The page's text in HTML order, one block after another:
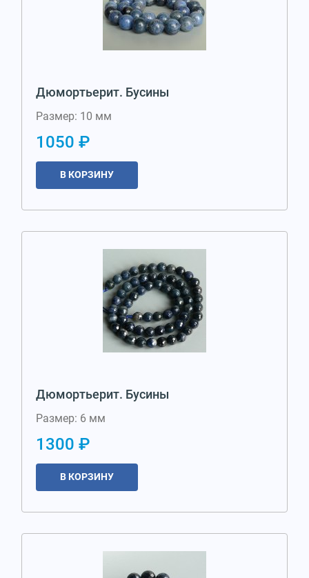
Дюмортьерит. Бусины
Размер: 10 мм
1050 ₽
В КОРЗИНУ
Дюмортьерит. Бусины
Размер: 6 мм
1300 ₽
В КОРЗИНУ